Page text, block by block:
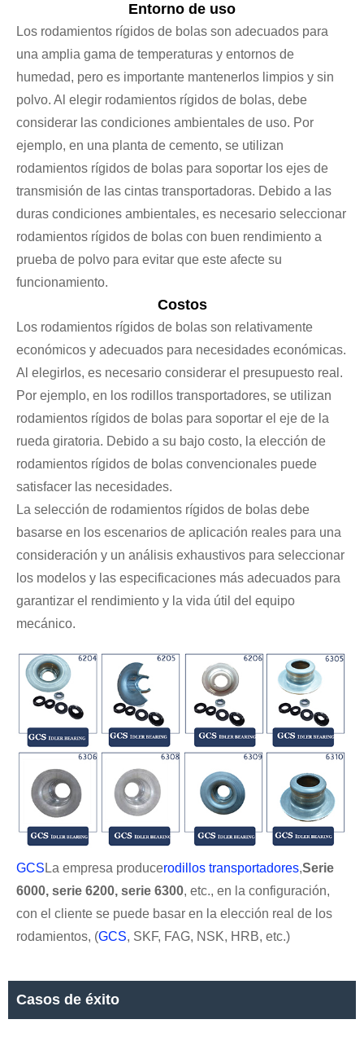
Entorno de uso
Los rodamientos rígidos de bolas son adecuados para
una amplia gama de temperaturas y entornos de
humedad, pero es importante mantenerlos limpios y sin
polvo. Al elegir rodamientos rígidos de bolas, debe
considerar las condiciones ambientales de uso. Por
ejemplo, en una planta de cemento, se utilizan
rodamientos rígidos de bolas para soportar los ejes de
transmisión de las cintas transportadoras. Debido a las
duras condiciones ambientales, es necesario seleccionar
rodamientos rígidos de bolas con buen rendimiento a
prueba de polvo para evitar que este afecte su
funcionamiento.
Costos
Los rodamientos rígidos de bolas son relativamente
económicos y adecuados para necesidades económicas.
Al elegirlos, es necesario considerar el presupuesto real.
Por ejemplo, en los rodillos transportadores, se utilizan
rodamientos rígidos de bolas para soportar el eje de la
rueda giratoria. Debido a su bajo costo, la elección de
rodamientos rígidos de bolas convencionales puede
satisfacer las necesidades.
La selección de rodamientos rígidos de bolas debe
basarse en los escenarios de aplicación reales para una
consideración y un análisis exhaustivos para seleccionar
los modelos y las especificaciones más adecuados para
garantizar el rendimiento y la vida útil del equipo
mecánico.
GCS La empresa producerodillos transportadores,Serie
6000, serie 6200, serie 6300, etc., en la configuración,
con el cliente se puede basar en la elección real de los
rodamientos, (GCS, SKF, FAG, NSK, HRB, etc.)
Casos de éxito